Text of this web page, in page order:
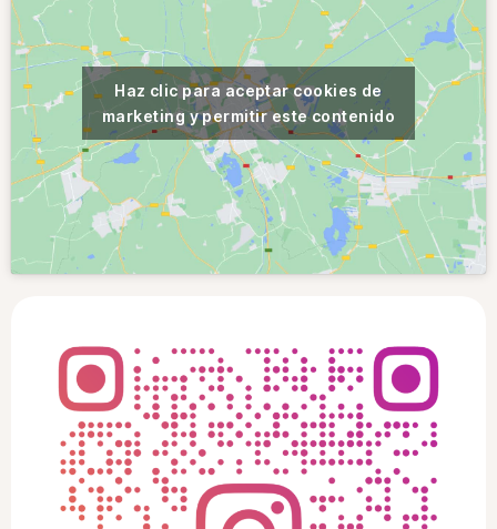
Haz clic para aceptar cookies de
marketing y permitir este contenido